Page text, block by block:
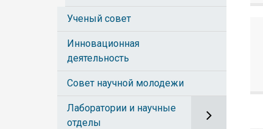
Ученый совет
Инновационная
деятельность
Совет научной молодежи
Лаборатории и научные
отделы